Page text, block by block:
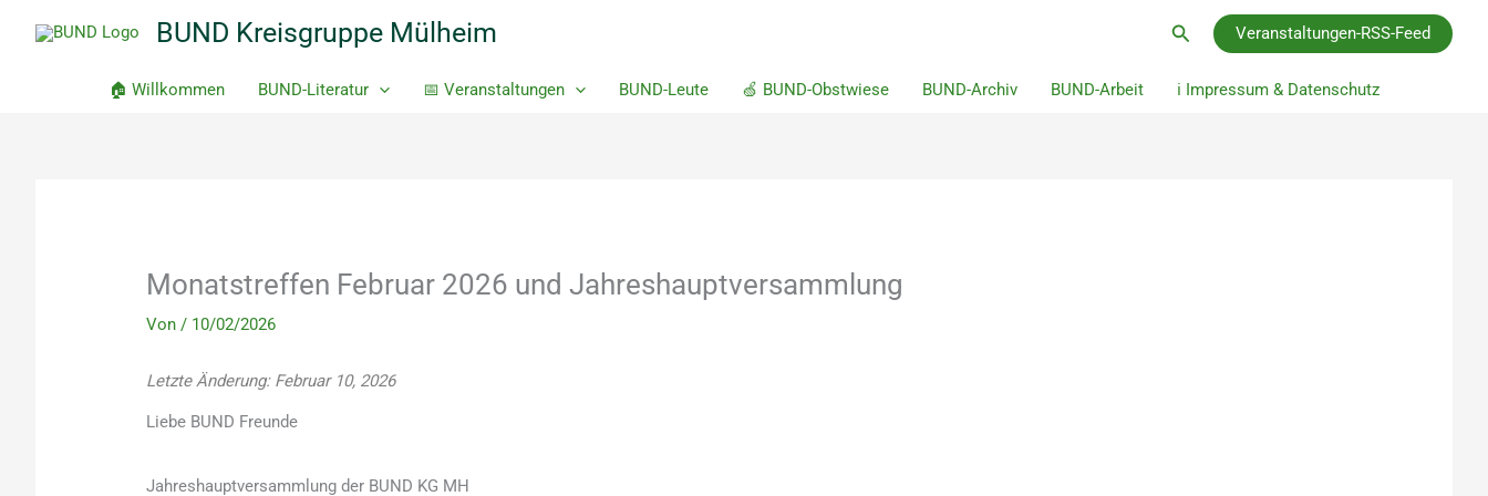
Inhalt
BUND Kreisgruppe Mülheim SuchenVeranstaltungen-RSS-Feed
🏠 Willkommen BUND-Literatur 📅 Veranstaltungen BUND-Leute 🍏 BUND-Obstwiese BUND-Archiv BUND-Arbeit ℹ️ Impressum & Datenschutz
Monatstreffen Februar 2026 und Jahreshauptversammlung
Von/ 10/02/2026
Letzte Änderung: Februar 10, 2026
Liebe BUND Freunde
Jahreshauptversammlung der BUND KG MH